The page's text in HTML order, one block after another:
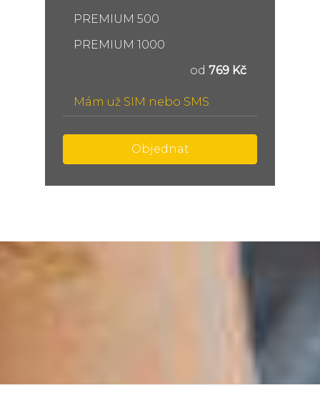
PREMIUM 500
PREMIUM 1000
od 769 Kč
Mám už SIM nebo SMS
Objednat